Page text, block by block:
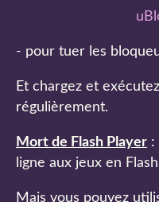
- pour tuer les
Et chargez et exécutez
régulièrement.
Mort de Flash Player :
ligne aux jeux en
Mais vous pouvez